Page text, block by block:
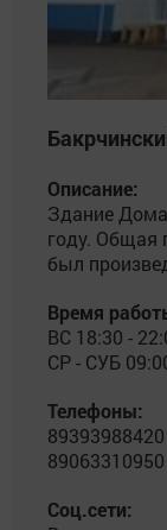
Описание:
Здание
году. Общая
был
Время
ВС 18:30 -
СР - СУБ
Телефоны:
89393988420
89063310950
Соц.сети: